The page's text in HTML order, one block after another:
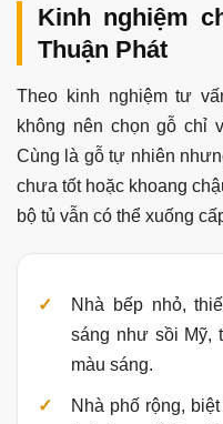
Kinh nghiệm
Thuận Phát
Theo kinh nghiệm tư
không nên chọn gỗ chỉ
Cùng là gỗ tự nhiên
chưa tốt hoặc khoang
bộ tủ vẫn có thể xuống
Nhà bếp nhỏ,
sáng như sồi Mỹ,
màu sáng.
Nhà phố rộng,